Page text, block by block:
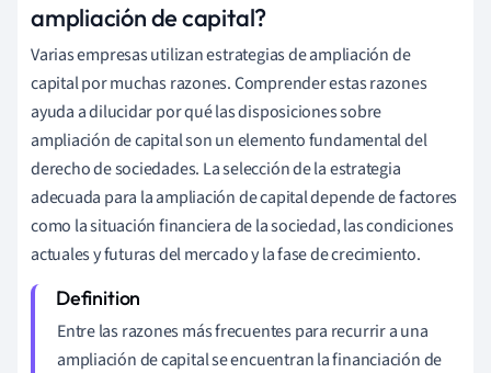
ampliación de capital?
Varias empresas utilizan estrategias de ampliación de
capital por muchas razones. Comprender estas razones
ayuda a dilucidar por qué las disposiciones sobre
ampliación de capital son un elemento fundamental del
derecho de sociedades. La selección de la estrategia
adecuada para la ampliación de capital depende de factores
como la situación financiera de la sociedad, las condiciones
actuales y futuras del mercado y la fase de crecimiento.
Entre las razones más frecuentes para recurrir a una
ampliación de capital se encuentran la financiación de